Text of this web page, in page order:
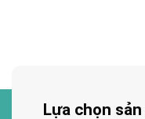
Lựa chọn